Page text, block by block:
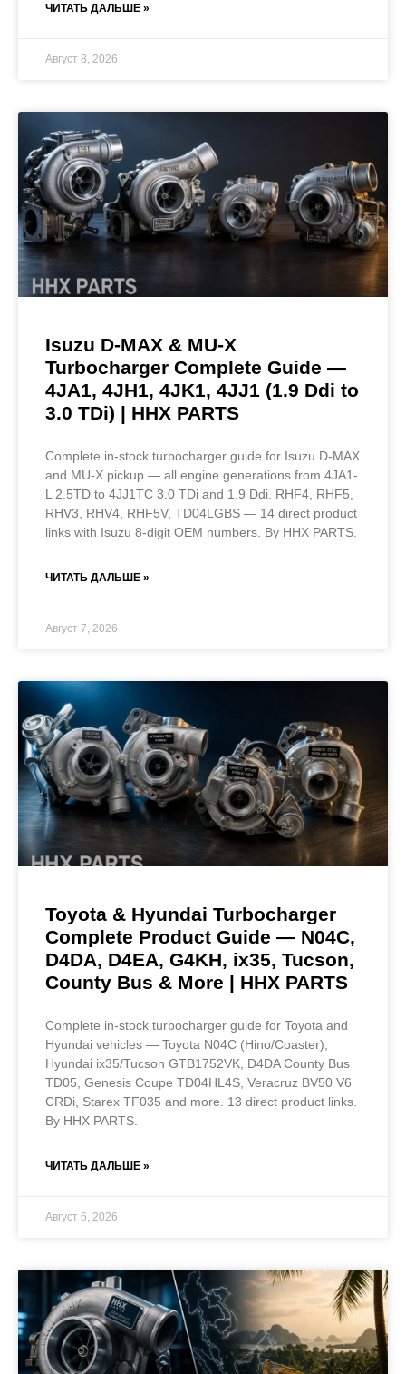
ЧИТАТЬ ДАЛЬШЕ »
Август 8, 2026
Isuzu D-MAX & MU-X
Turbocharger Complete Guide —
4JA1, 4JH1, 4JK1, 4JJ1 (1.9 Ddi to
3.0 TDi) | HHX PARTS
Complete in-stock turbocharger guide for Isuzu D-MAX
and MU-X pickup — all engine generations from 4JA1-
L 2.5TD to 4JJ1TC 3.0 TDi and 1.9 Ddi. RHF4, RHF5,
RHV3, RHV4, RHF5V, TD04LGBS — 14 direct product
links with Isuzu 8-digit OEM numbers. By HHX PARTS.
ЧИТАТЬ ДАЛЬШЕ »
Август 7, 2026
Toyota & Hyundai Turbocharger
Complete Product Guide — N04C,
D4DA, D4EA, G4KH, ix35, Tucson,
County Bus & More | HHX PARTS
Complete in-stock turbocharger guide for Toyota and
Hyundai vehicles — Toyota N04C (Hino/Coaster),
Hyundai ix35/Tucson GTB1752VK, D4DA County Bus
TD05, Genesis Coupe TD04HL4S, Veracruz BV50 V6
CRDi, Starex TF035 and more. 13 direct product links.
By HHX PARTS.
ЧИТАТЬ ДАЛЬШЕ »
Август 6, 2026